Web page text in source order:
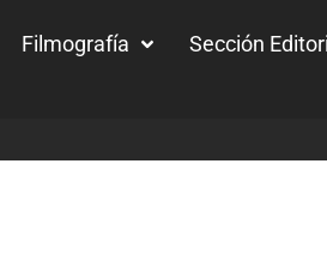
Filmografía Sección